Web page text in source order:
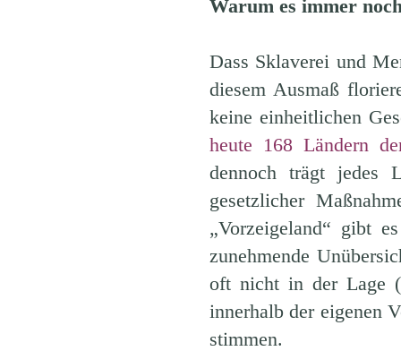
Warum es immer
Dass Sklaverei und
diesem Ausmaß
keine einheitlichen
heute 168 Ländern
dennoch trägt jedes
gesetzlicher
„Vorzeigeland“ gibt
zunehmende
oft nicht in der Lage
innerhalb der eigenen
stimmen.